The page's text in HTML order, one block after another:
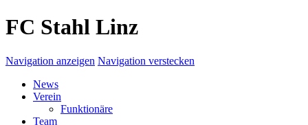
FC Stahl Linz
Navigation anzeigen Navigation verstecken
News
Verein
Funktionäre
Team